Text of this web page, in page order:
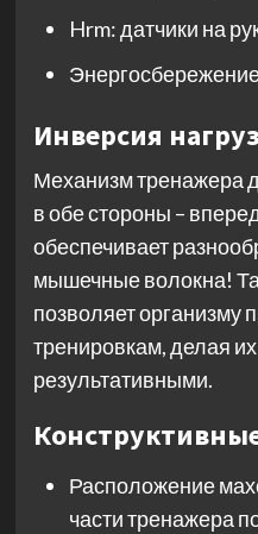
Hrm: датчики на
Инверсия
Механизм тренажера
в обе стороны –
обеспечивает
мышечные волокна!
позволяет организму
тренировкам, делая
результативными.
Расположение
части тренажера